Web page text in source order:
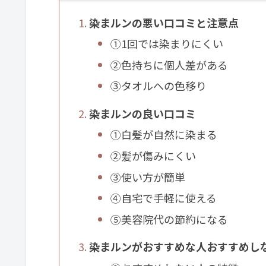
染まルンの悪い口コミと注意点
①1回では染まりにくい
②色持ちに個人差がある
③タオルへの色移り
染まルンの良い口コミ
①白髪が自然に染まる
②髪が傷みにくい
③使い方が簡単
④自宅で手軽に使える
⑤美容院代の節約になる
染まルンがおすすめな人おすすめし